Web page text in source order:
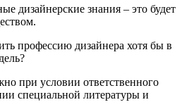
дизайнерские знания – это будет
профессию дизайнера хотя бы в
при условии ответственного
специальной литературы и